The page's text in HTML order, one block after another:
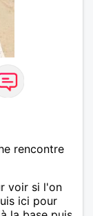
rencontre
voir si l'on
ici pour